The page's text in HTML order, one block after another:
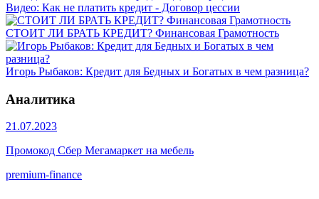
Видео: Как не платить кредит - Договор цессии
СТОИТ ЛИ БРАТЬ КРЕДИТ? Финансовая Грамотность
Игорь Рыбаков: Кредит для Бедных и Богатых в чем разница?
Аналитика
21.07.2023
Промокод Сбер Мегамаркет на мебель
premium-finance